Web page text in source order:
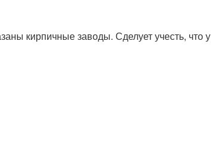
кирпичные заводы. Сделует учесть, что у